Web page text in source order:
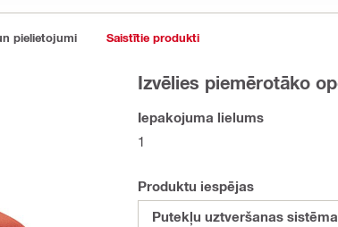
pielietojumi Saistītie produkti
Izvēlies piemērotāko
Iepakojuma lielums
1
Produktu iespējas
Putekļu uztveršanas